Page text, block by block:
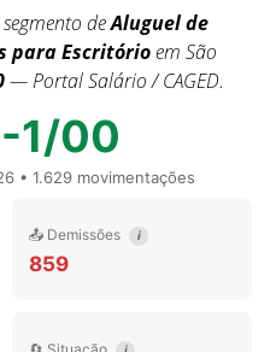
deAluguel de
para Escritórioem São
— Portal Salário / CAGED.
1/00
• 1.629 movimentações
📤 Demissões i
859